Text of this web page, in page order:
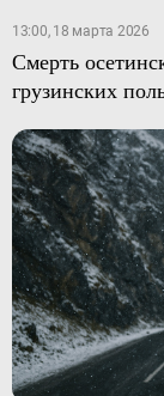
13:00, 18 марта 2026
Смерть
грузинских